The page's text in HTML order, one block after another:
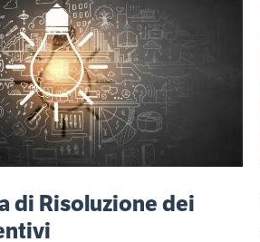
di Risoluzione dei